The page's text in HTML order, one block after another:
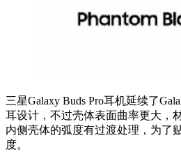
三星Galaxy Buds Pro耳机延续了
耳设计，不过壳体表面曲率更大，
内侧壳体的弧度有过渡处理，为了
度。